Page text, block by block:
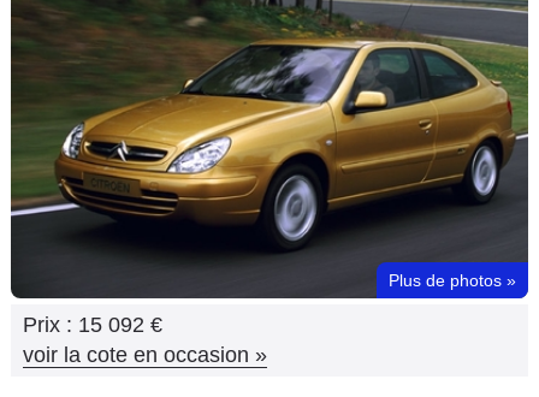
Utilitaires
Auto
Services
Marques
Plus de photos »
Prix : 15 092 €
voir la cote en occasion »